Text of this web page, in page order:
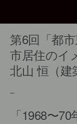
第6回「都
市居住のイ
北山 恒（建
–
「1968〜